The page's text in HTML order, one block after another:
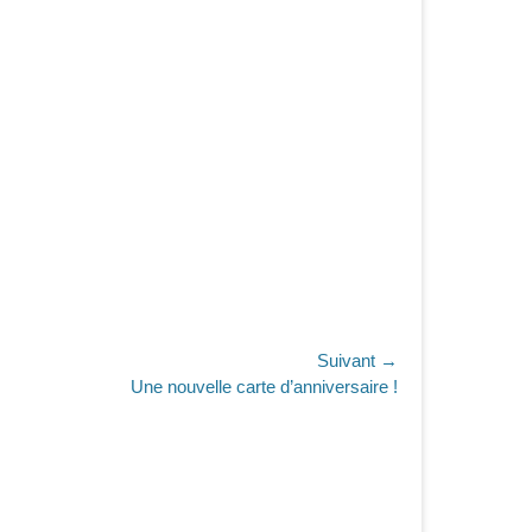
Suivant →
Une nouvelle carte d’anniversaire !